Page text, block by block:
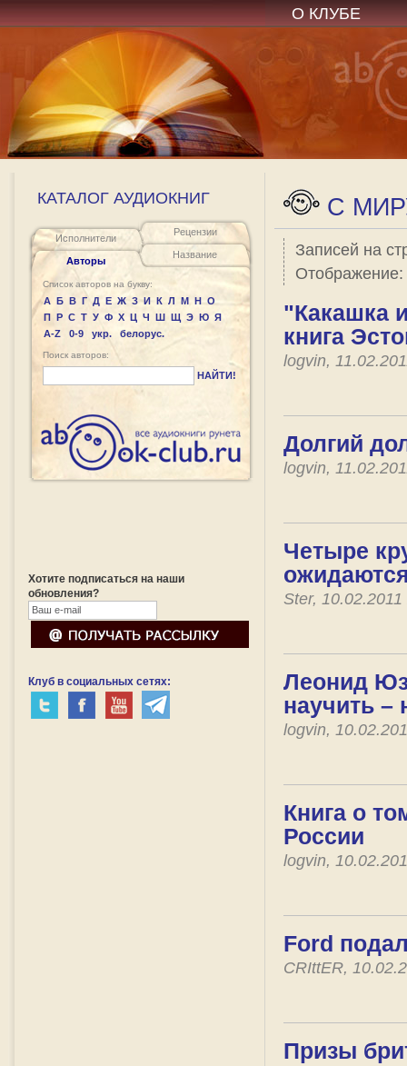
О КЛУБЕ
КАТАЛОГ АУДИОКНИГ
Исполнители
Авторы
Рецензии
Название
Список авторов на букву:
А Б В Г Д Е Ж З И К Л М Н О
П Р С Т У Ф Х Ц Ч Ш Щ Э Ю Я
A-Z
0-9 укр. белорус.
Поиск авторов:
НАЙТИ!
Хотите подписаться на наши
обновления?
Клуб в социальных сетях:
C
Записей на
Отображение:
"Какашка
книга
logvin,
Долгий
logvin,
Четыре
Ster,
Леонид
научить –
logvin,
Книга о
России
logvin,
Ford
CRIttER,
Призы